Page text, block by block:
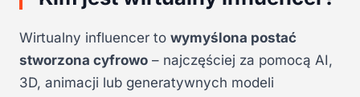
Wirtualny influencer to wymyślona postać
stworzona cyfrowo – najczęściej za pomocą AI,
3D, animacji lub generatywnych modeli